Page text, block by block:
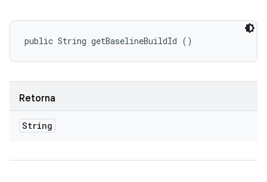
public String getBaselineBuildId ()
Retorna
String